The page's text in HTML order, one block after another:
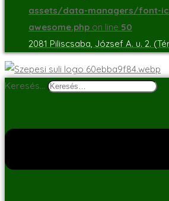
assets/data-managers/font-
awesome.php on line 50
2081 Piliscsaba, József A. u. 2.
Keresés…